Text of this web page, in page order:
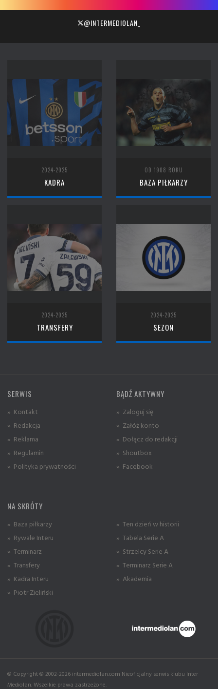
@INTERMEDIOLAN_
2024-2025
KADRA
OD 1908 ROKU
BAZA PIŁKARZY
2024-2025
TRANSFERY
2024-2025
SEZON
SERWIS
» Kontakt
» Redakcja
» Reklama
» Regulamin
» Polityka prywatności
BĄDŹ AKTYWNY
» Zaloguj się
» Załóż konto
» Dołącz do redakcji
» Shoutbox
» Facebook
NA SKRÓTY
» Baza piłkarzy
» Rywale Interu
» Terminarz
» Transfery
» Kadra Interu
» Piotr Zieliński
» Ten dzień w historii
» Tabela Serie A
» Strzelcy Serie A
» Terminarz Serie A
» Akademia
© Copyright © 2002-2026 intermediolan.com Nieoficjalny serwis klubu Inter
Mediolan. Wszelkie prawa zastrzeżone.